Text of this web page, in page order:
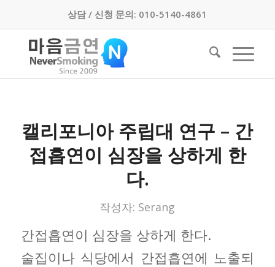
상담 / 신청 문의: 010-5140-4861
캘리포니아 주립대 연구 – 간
접흡연이 심장을 상하게 한
다.
작성자: Serang
간접흡연이 심장을 상하게 한다.
술집이나 식당에서 간접흡연에 노출되